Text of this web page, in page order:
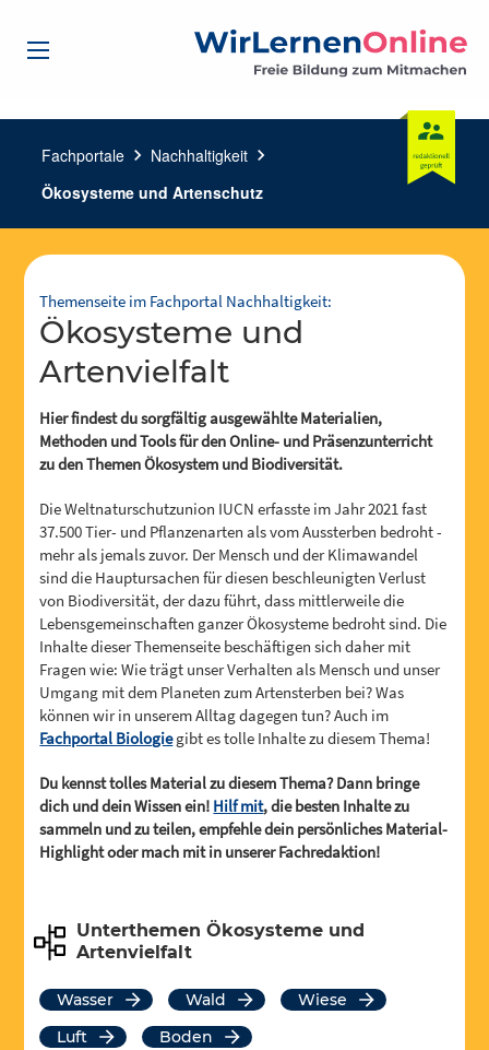
Fachportale chevron_right Nachhaltigkeit chevron_right
Ökosysteme und Artenschutz
Themenseite im Fachportal Nachhaltigkeit:
Ökosysteme und
Artenvielfalt
Hier findest du sorgfältig ausgewählte Materialien,
Methoden und Tools für den Online- und Präsenzunterricht
zu den Themen Ökosystem und Biodiversität.
Die Weltnaturschutzunion IUCN erfasste im Jahr 2021 fast
37.500 Tier- und Pflanzenarten als vom Aussterben bedroht -
mehr als jemals zuvor. Der Mensch und der Klimawandel
sind die Hauptursachen für diesen beschleunigten Verlust
von Biodiversität, der dazu führt, dass mittlerweile die
Lebensgemeinschaften ganzer Ökosysteme bedroht sind. Die
Inhalte dieser Themenseite beschäftigen sich daher mit
Fragen wie: Wie trägt unser Verhalten als Mensch und unser
Umgang mit dem Planeten zum Artensterben bei? Was
können wir in unserem Alltag dagegen tun? Auch im
Fachportal Biologiegibt es tolle Inhalte zu diesem Thema!
Du kennst tolles Material zu diesem Thema? Dann bringe
dich und dein Wissen ein! Hilf mit, die besten Inhalte zu
sammeln und zu teilen, empfehle dein persönliches Material-
Highlight oder mach mit in unserer Fachredaktion!
Unterthemen Ökosysteme und
Artenvielfalt
Wasser Wald
Wiese
Luft
Boden